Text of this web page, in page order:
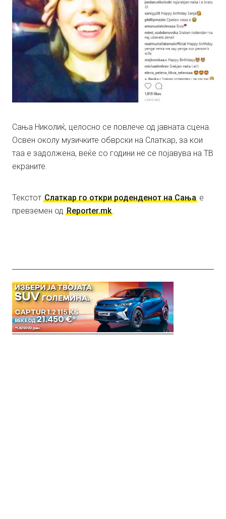
Сања Николиќ, целосно се повлече од јавната сцена.
Освен околу музичките обврски на Слаткар, за кои
таа е задолжена, веќе со години не се појавува на ТВ
екраните.
Текстот Слаткар го откри роденденот на Сања е
превземен од Reporter.mk.